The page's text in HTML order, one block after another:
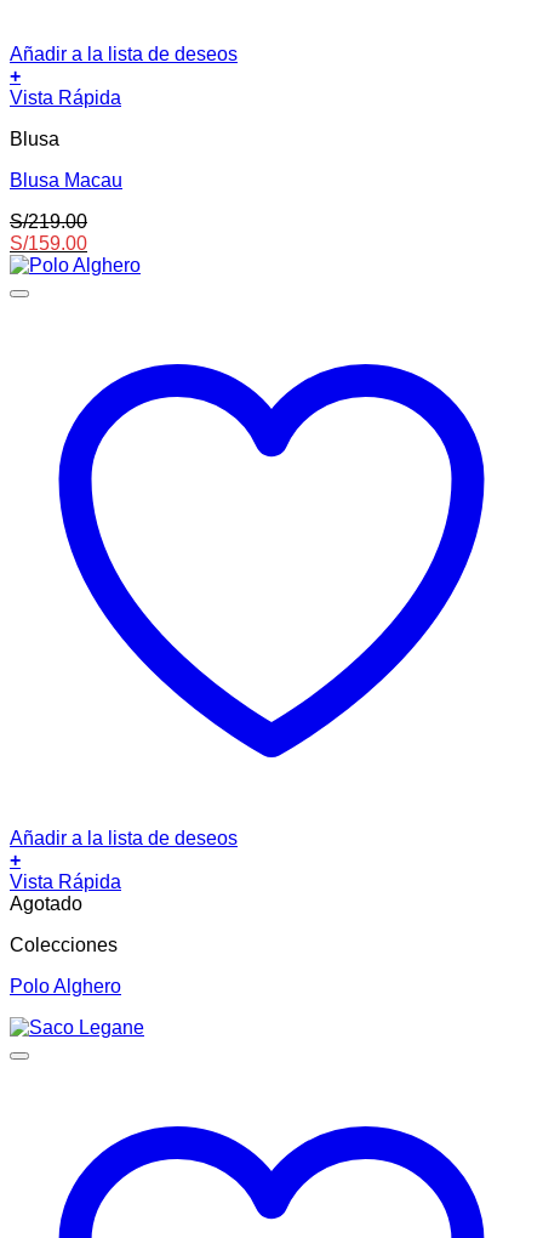
Añadir a la lista de deseos
+
Este
tiene
variantes.
opciones
se
pueden
elegir
Vista Rápida
Blusa
Blusa Macau
S/219.00
S/159.00
Añadir a la lista de deseos
+
Vista Rápida
Agotado
Colecciones
Polo Alghero